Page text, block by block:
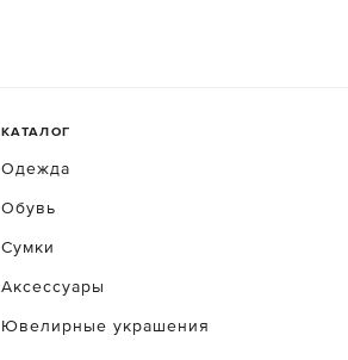
КАТАЛОГ
Одежда
Обувь
Сумки
Аксессуары
Ювелирные украшения